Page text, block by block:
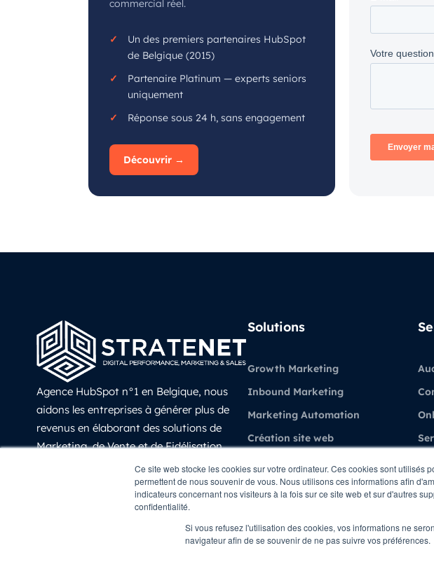
Ce site web stocke les cookies sur votre ordinateur. Ces cookies sont
permettent de nous souvenir de vous. Nous utilisons ces informations afin
indicateurs concernant nos visiteurs à la fois sur ce site web et sur d'autres
confidentialité.
Si vous refusez l'utilisation des cookies, vos informations ne
navigateur afin de se souvenir de ne pas suivre vos préférences.
commercial réel.
Un des premiers partenaires HubSpot
de Belgique (2015)
Partenaire Platinum — experts seniors
uniquement
Réponse sous 24 h, sans engagement
Découvrir →
Agence HubSpot n°1 en Belgique, nous
aidons les entreprises à générer plus de
revenus en élaborant des solutions de
Marketing, de Vente et de Fidélisation
prédictives, évolutives et mesurable avec
Solutions
Growth Marketing
Inbound Marketing
Marketing Automation
Création site web
Experience Client